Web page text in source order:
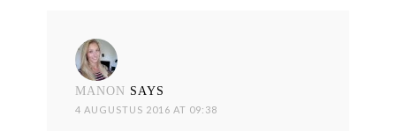
MANON SAYS
4 AUGUSTUS 2016 AT 09:38